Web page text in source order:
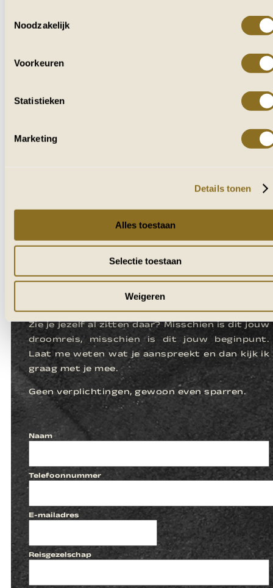
Noodzakelijk
Voorkeuren
Statistieken
Marketing
Details tonen
Alles toestaan
Selectie toestaan
Weigeren
VOOR IEDEREEN
inspiratie uit zuidelijk Afrika.
Naam
VERZENDEN
LATEN WE
KENNISMAKEN
Zie je jezelf al zitten daar? Misschien is dit jouw
droomreis, misschien is dit jouw beginpunt.
Laat me weten wat je aanspreekt en dan kijk ik
graag met je mee.
Geen verplichtingen, gewoon even sparren.
Naam
Telefoonnummer
E-mailadres
Reisgezelschap